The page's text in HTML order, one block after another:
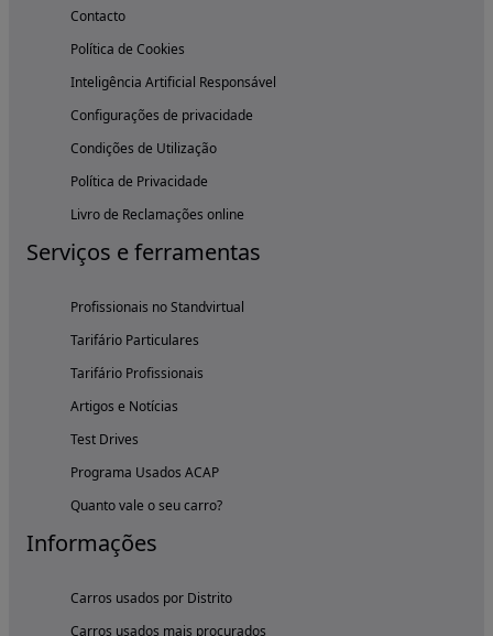
Contacto
Política de Cookies
Inteligência Artificial Responsável
Configurações de privacidade
Condições de Utilização
Política de Privacidade
Livro de Reclamações online
Serviços e ferramentas
Profissionais no Standvirtual
Tarifário Particulares
Tarifário Profissionais
Artigos e Notícias
Test Drives
Programa Usados ACAP
Quanto vale o seu carro?
Informações
Carros usados por Distrito
Carros usados mais procurados